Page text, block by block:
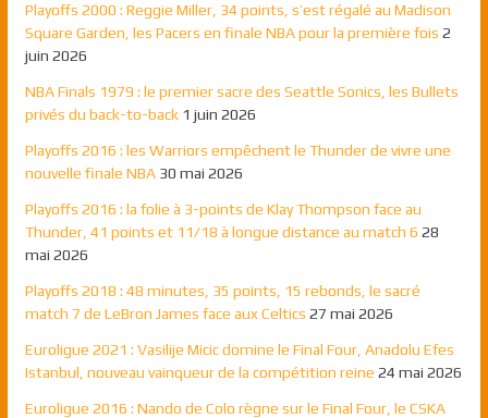
Playoffs 2000 : Reggie Miller, 34 points, s’est régalé au Madison
Square Garden, les Pacers en finale NBA pour la première fois 2
juin 2026
NBA Finals 1979 : le premier sacre des Seattle Sonics, les Bullets
privés du back-to-back 1 juin 2026
Playoffs 2016 : les Warriors empêchent le Thunder de vivre une
nouvelle finale NBA 30 mai 2026
Playoffs 2016 : la folie à 3-points de Klay Thompson face au
Thunder, 41 points et 11/18 à longue distance au match 6 28
mai 2026
Playoffs 2018 : 48 minutes, 35 points, 15 rebonds, le sacré
match 7 de LeBron James face aux Celtics 27 mai 2026
Euroligue 2021 : Vasilije Micic domine le Final Four, Anadolu Efes
Istanbul, nouveau vainqueur de la compétition reine 24 mai 2026
Euroligue 2016 : Nando de Colo règne sur le Final Four, le CSKA